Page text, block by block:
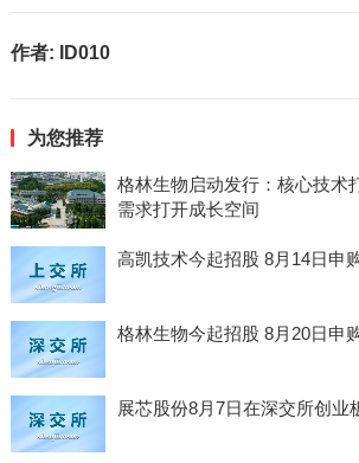
作者: ID010
为您推荐
格林生物启动发行：核心技术
需求打开成长空间
高凯技术今起招股 8月14日申
格林生物今起招股 8月20日申
展芯股份8月7日在深交所创业